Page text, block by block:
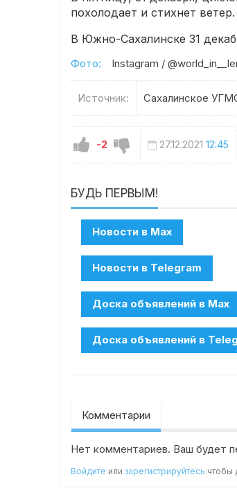
похолодает и стихнет ветер.
В Южно-Сахалинске 31
Фото: Instagram /
Источник: Сахалинское
-2 27.12.2021 12:45
БУДЬ ПЕРВЫМ!
Комментарии
Нет комментариев. Ваш будет
Войдите илизарегистрируйтесь чтобы